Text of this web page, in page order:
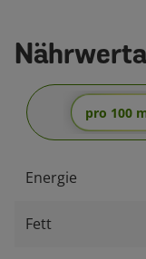
pro 100
Energie
Fett